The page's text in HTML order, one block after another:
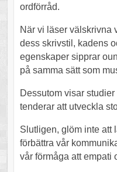
ordförråd.
När vi läser välskrivna
dess skrivstil, kadens
egenskaper sipprar
på samma sätt som
Dessutom visar
tenderar att utveckla
Slutligen, glöm inte att
förbättra vår
vår förmåga att empati